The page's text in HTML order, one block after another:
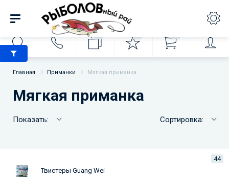
Главная Приманки Мягкая приманка
Мягкая приманка
Показать: Сортировка:
44
Твистеры Guang Wei